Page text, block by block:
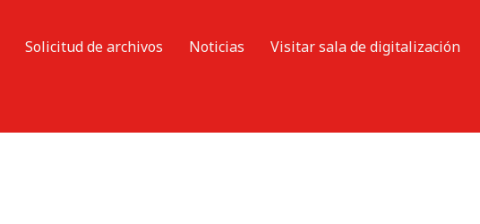
Solicitud de archivos Noticias
Visitar sala de digitalización